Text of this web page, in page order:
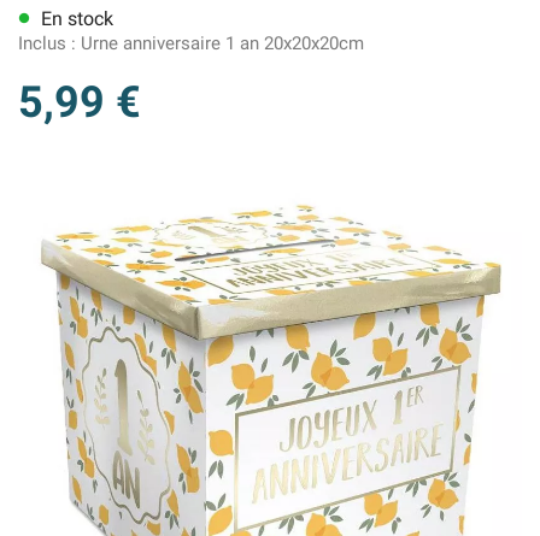
lens En stock
Inclus : Urne anniversaire 1 an 20x20x20cm
5,99 €